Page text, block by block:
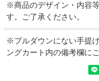
※商品のデザイン・内容
す。ご了承ください。
※プルダウンにない手提
ングカート内の備考欄に